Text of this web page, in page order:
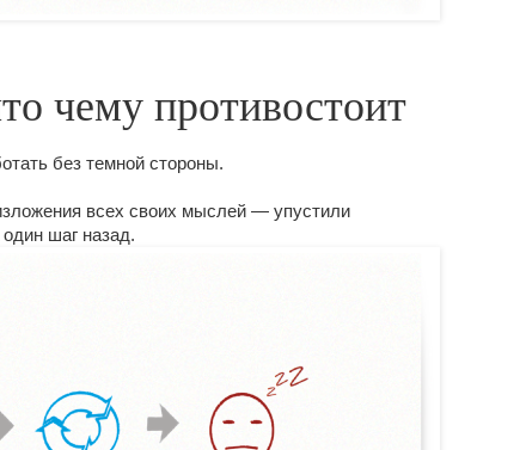
чему противостоит
без темной стороны.
всех своих мыслей — упустили
шаг назад.